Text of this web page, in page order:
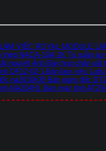
MODULE
Tủ quần áo
Bàn họp chân sắt
Bàn làm việc Lufa
Bàn giám đốc
Bàn máy tính